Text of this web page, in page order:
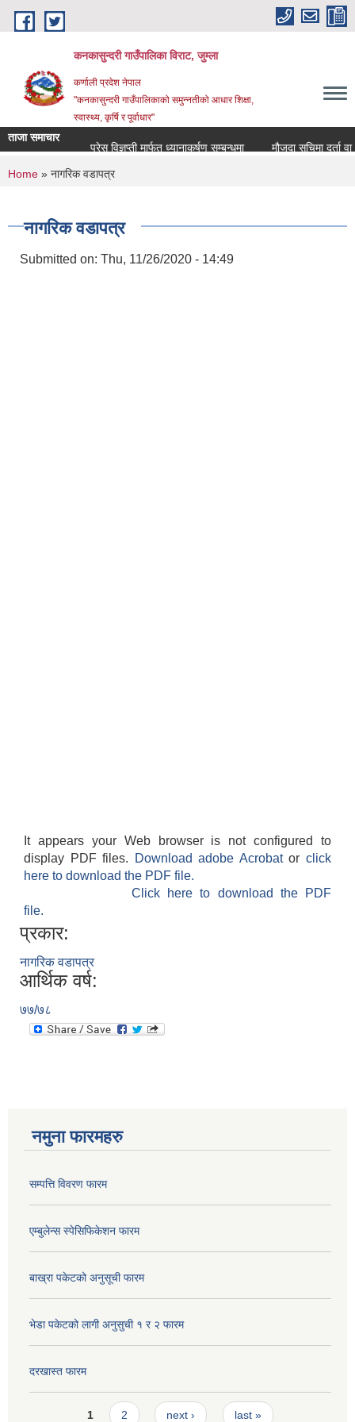
Skip to main content
कनकासुन्दरी गाउँपालिका विराट, जुम्ला
कर्णाली प्रदेश नेपाल
"कनकासुन्दरी गाउँपालिकाको समुन्नतीको आधार शिक्षा,
स्वास्थ्य, कृर्षि र पूर्वाधार"
ताजा समाचार
प्रेस विज्ञप्ती मार्फत ध्यानाकर्षण सम्बन्धमा
मौजुदा सुचिमा दर्ता वा
You are here
Home » नागरिक वडापत्र
नागरिक वडापत्र
Submitted on: Thu, 11/26/2020 - 14:49
It appears your Web browser is not configured to
display PDF files.
Download adobe Acrobatorclick
here to download the PDF file.
Click here to download the PDF
file.
प्रकार:
नागरिक वडापत्र
आर्थिक वर्ष:
७७/७८
नमुना फारमहरु
सम्पत्ति विवरण फारम
एम्बुलेन्स स्पेसिफिकेशन फारम
बाख्रा पकेटको अनुसूची फारम
भेडा पकेटको लागी अनुसुची १ र २ फारम
दरखास्त फारम
Pages1 2 next › last »